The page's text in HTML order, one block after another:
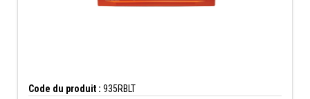
Code du produit : 935RBLT